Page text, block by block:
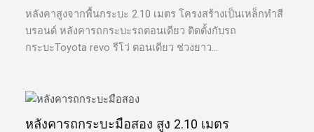
หลังคาสูงจากพื้นกระบะ 2.10 เมตร โครงสร้างเป็นเหล็กทำสี
บรอนด์ หลังคารถกระบะรถตอนเดียว ติดตั้งกับรถ
กระบะToyota revo รีโว่ ตอนเดียว ช่วงยาว…
หลังคารถกระบะมือสอง สูง 2.10 เมตร